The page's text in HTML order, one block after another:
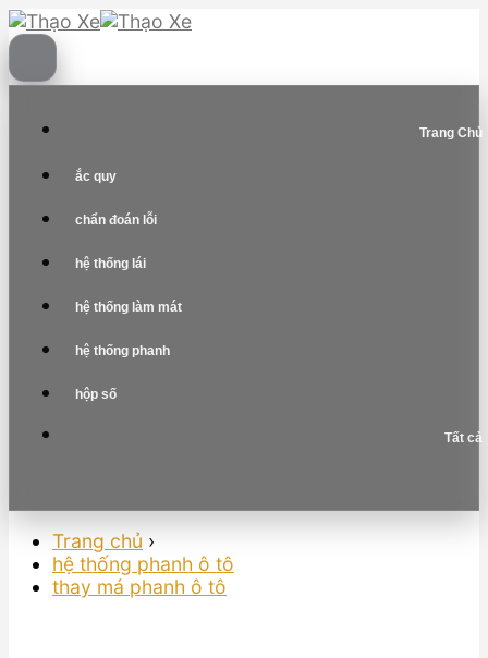
Skip
to
content
Trang Chủ
ắc quy
chẩn đoán lỗi
hệ thống lái
hệ thống làm mát
hệ thống phanh
hộp số
Tất cả
Trang chủ ›
hệ thống phanh ô tô
thay má phanh ô tô